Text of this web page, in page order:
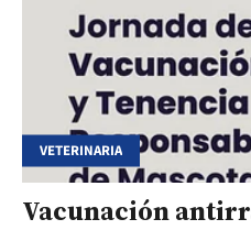
VETERINARIA
Vacunación